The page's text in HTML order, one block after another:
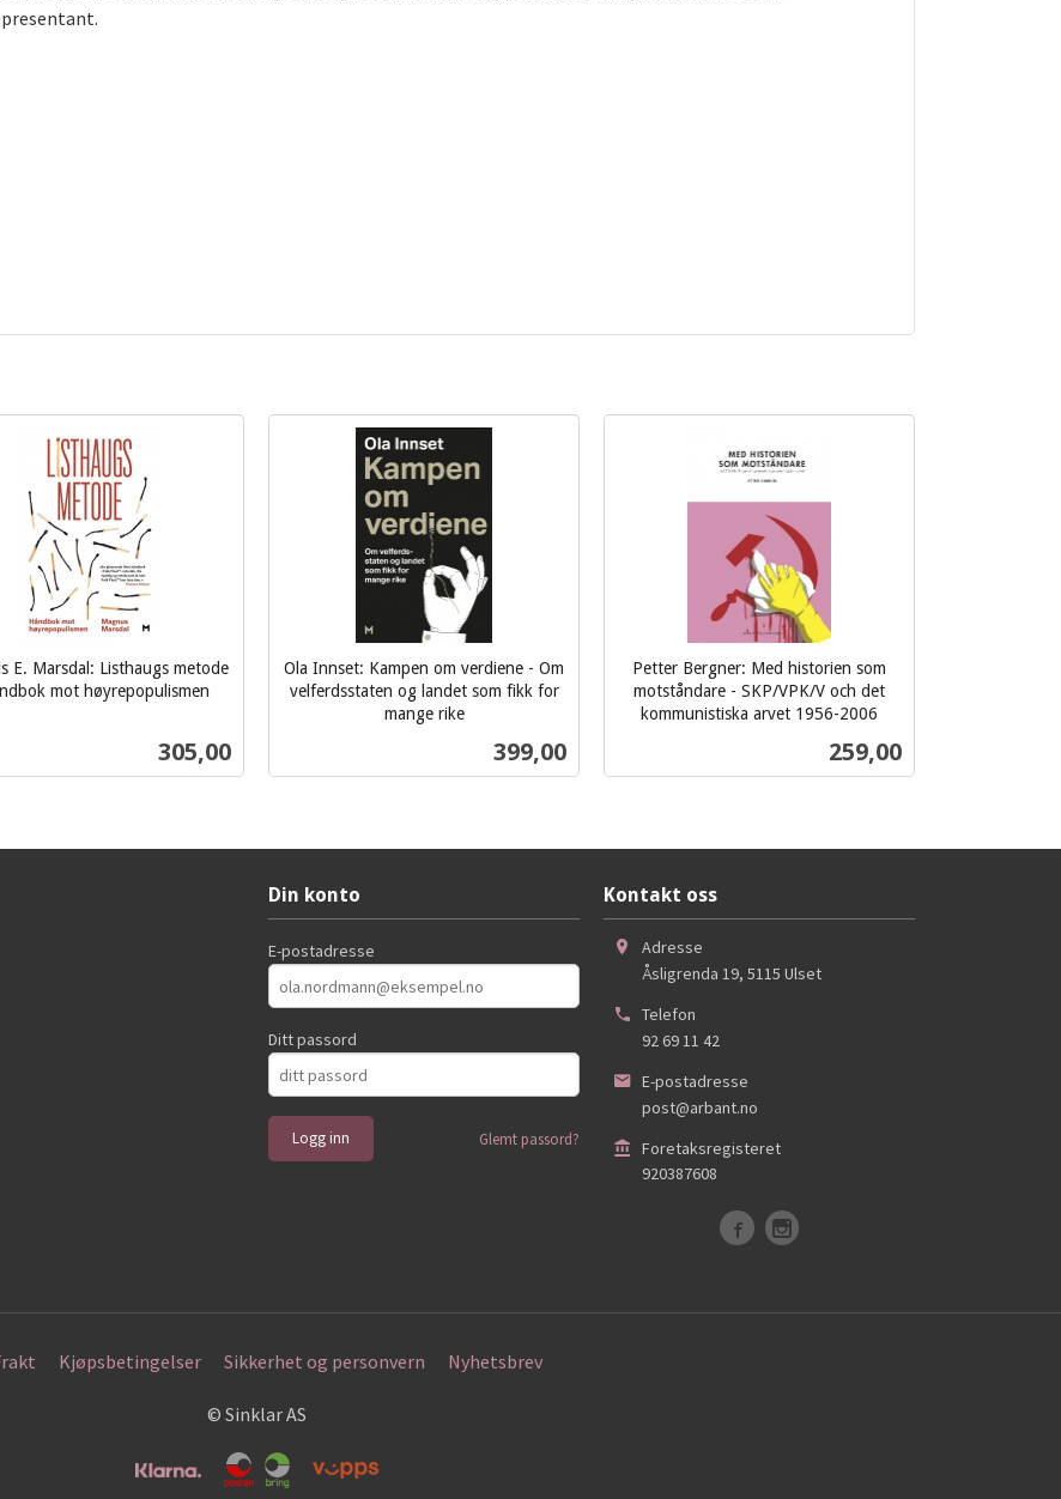
E. Marsdal: Listhaugs metode
mot høyrepopulismen
Pris
305,00
Ola Innset: Kampen om verdiene - Om
velferdsstaten og landet som fikk for
mange rike
Pris
399,00
Petter Bergner: Med historien som
motståndare - SKP/VPK/V och det
kommunistiska arvet 1956-2006
Pris
259,00
Din konto
E-postadresse
Ditt passord
Glemt passord?
Kontakt oss
Adresse
Åsligrenda 19, 5115 Ulset
Telefon
92 69 11 42
E-postadresse
post@arbant.no
Foretaksregisteret
920387608
Kjøpsbetingelser Sikkerhet og personvern Nyhetsbrev
© Sinklar AS